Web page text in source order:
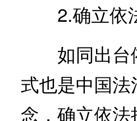
2.确立依
如同出台
式也是中国法
念，确立依